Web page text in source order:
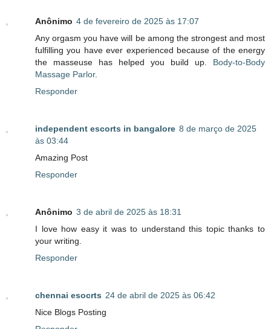
Anônimo 4 de fevereiro de 2025 às 17:07
Any orgasm you have will be among the strongest and most
fulfilling you have ever experienced because of the energy
the masseuse has helped you build up. Body-to-Body
Massage Parlor.
Responder
independent escorts in bangalore 8 de março de 2025
às 03:44
Amazing Post
Responder
Anônimo 3 de abril de 2025 às 18:31
I love how easy it was to understand this topic thanks to
your writing.
Responder
chennai esocrts 24 de abril de 2025 às 06:42
Nice Blogs Posting